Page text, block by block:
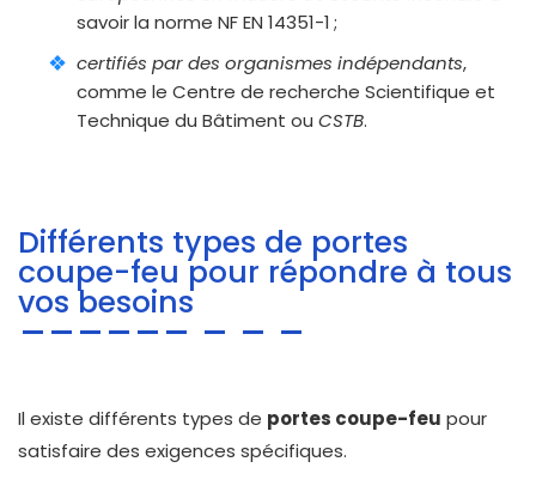
savoir la norme NF EN 14351-1 ;
certifiés par des organismes indépendants,
comme le Centre de recherche Scientifique et
Technique du Bâtiment ou CSTB.
Différents types de portes
coupe-feu pour répondre à tous
vos besoins
Il existe différents types de portes coupe-feu pour
satisfaire des exigences spécifiques.